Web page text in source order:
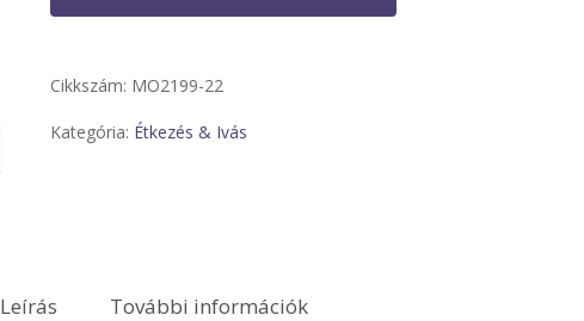
Cikkszám: MO2199-22
Kategória: Étkezés & Ivás
Leírás További információk